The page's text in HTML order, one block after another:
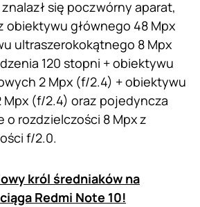
się poczwórny aparat,
obiektywu głównego 48 Mpx
ultraszerokokątnego 8 Mpx
120 stopni + obiektywu
2 Mpx (f/2.4) + obiektywu
Mpx (f/2.4) oraz pojedyncza
o rozdzielczości 8 Mpx z
f/2.0.
król średniaków na
Redmi Note 10!